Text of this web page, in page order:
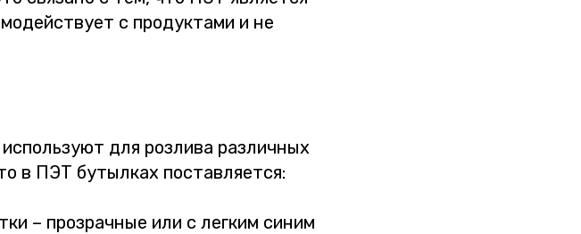
с продуктами и не
для розлива различных
в ПЭТ бутылках поставляется:
– прозрачные или с легким синим